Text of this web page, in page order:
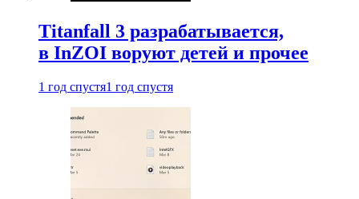
Titanfall 3 разрабатывается,
в InZOI воруют детей и прочее
1 год спустя1 год спустя